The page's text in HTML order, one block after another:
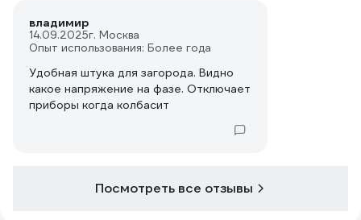
владимир
14.09.2025г. Москва
Опыт использования: Более года
Удобная штука для загорода. Видно
какое напряжение на фазе. Отключает
приборы когда колбасит
Посмотреть все отзывы